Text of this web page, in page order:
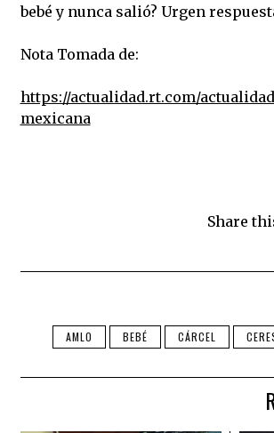
bebé y nunca salió? Urgen
Nota Tomada de:
https://actualidad.rt.com/
mexicana
Share
AMLO BEBÉ CÁRCEL